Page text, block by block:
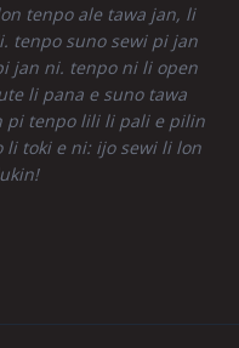
tenpo ale tawa jan, li
tenpo suno sewi pi jan
jan ni. tenpo ni li open
li pana e suno tawa
pi tenpo lili li pali e pilin
li toki e ni: ijo sewi li lon